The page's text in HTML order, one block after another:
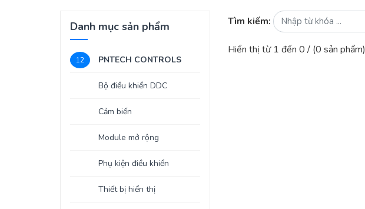
Danh mục sản phẩm
12 PNTECH CONTROLS
Bộ điều khiển DDC
Cảm biến
Module mở rộng
Phụ kiện điều khiển
Thiết bị hiển thị
Tìm kiếm:
Hiển thị từ 1 đến 0 / (0 sản phẩm)